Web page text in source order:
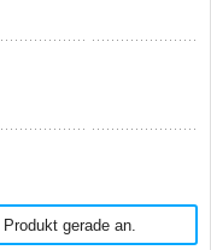
gerade an.